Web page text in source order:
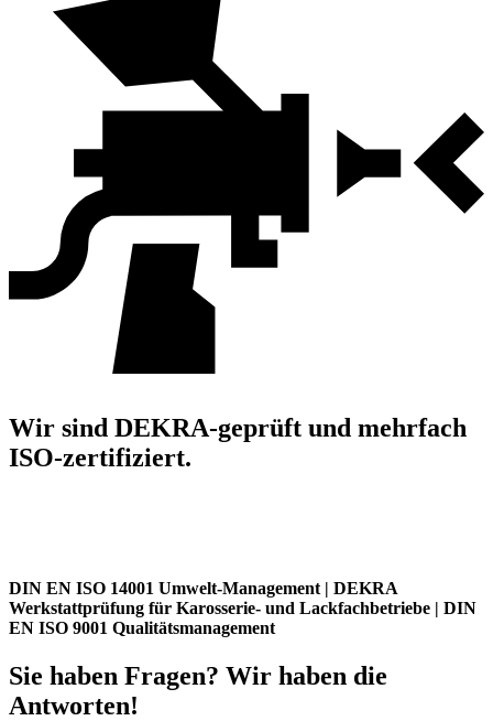
Wir sind DEKRA-geprüft und mehrfach
ISO-zertifiziert.
DIN EN ISO 14001 Umwelt-Management | DEKRA
Werkstattprüfung für Karosserie- und Lackfachbetriebe | DIN
EN ISO 9001 Qualitätsmanagement
Sie haben Fragen? Wir haben die
Antworten!